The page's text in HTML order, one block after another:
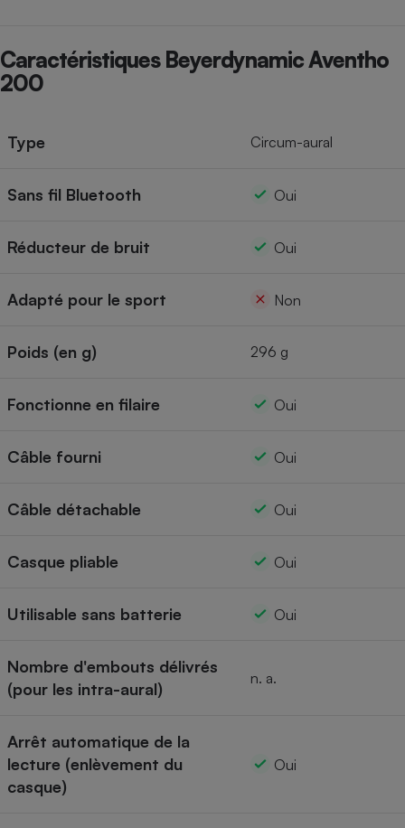
Caractéristiques Beyerdynamic Aventho
200
Type Circum-aural
Sans fil Bluetooth Oui
Réducteur de bruit Oui
Adapté pour le sport Non
Poids (en g) 296 g
Fonctionne en filaire Oui
Câble fourni Oui
Câble détachable Oui
Casque pliable Oui
Utilisable sans batterie Oui
Nombre d'embouts délivrés
(pour les intra-aural)
n. a.
Arrêt automatique de la
lecture (enlèvement du
casque)
Oui